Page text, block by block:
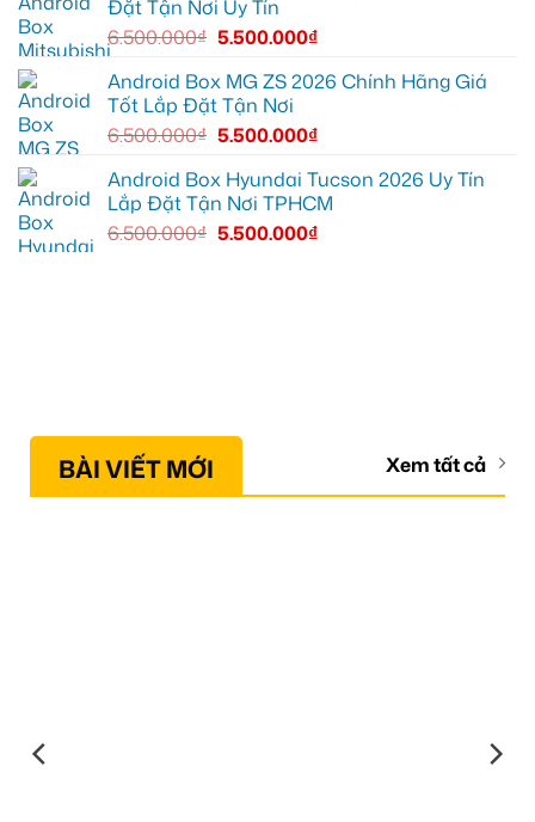
cung
đường
Đặt Tận Nơi Uy Tín
6.500.000₫ 5.500.000₫
Android Box MG ZS 2026 Chính Hãng Giá
Tốt Lắp Đặt Tận Nơi
6.500.000₫ 5.500.000₫
Android Box Hyundai Tucson 2026 Uy Tín
Lắp Đặt Tận Nơi TPHCM
6.500.000₫ 5.500.000₫
BÀI VIẾT MỚI Xem tất cả